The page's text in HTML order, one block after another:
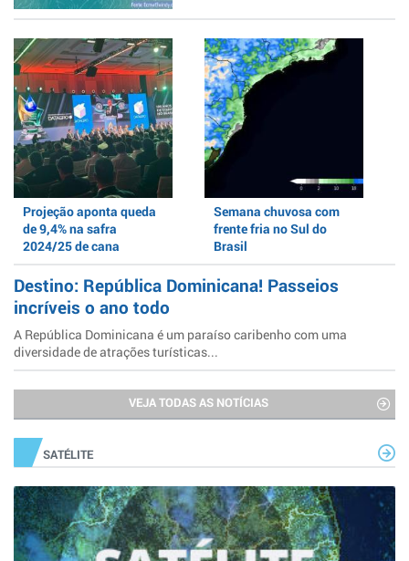
Projeção aponta queda
de 9,4% na safra
2024/25 de cana
Semana chuvosa com
frente fria no Sul do
Brasil
Destino: República Dominicana! Passeios
incríveis o ano todo
A República Dominicana é um paraíso caribenho com uma
diversidade de atrações turísticas...
VEJA TODAS AS NOTÍCIAS
SATÉLITE